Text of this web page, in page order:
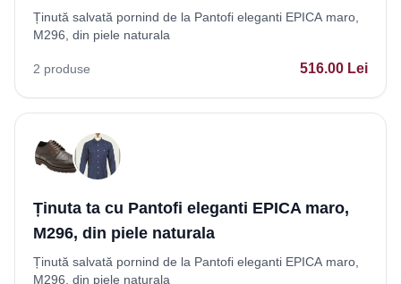
Ținută salvată pornind de la Pantofi eleganti EPICA maro,
M296, din piele naturala
2 produse 516.00 Lei
Ținuta ta cu Pantofi eleganti EPICA maro,
M296, din piele naturala
Ținută salvată pornind de la Pantofi eleganti EPICA maro,
M296, din piele naturala